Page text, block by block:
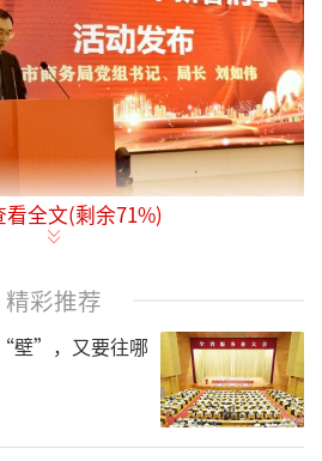
2026新春消费季暨天衢新
看全文(剩余71%)
精彩推荐
壁”，又要往哪